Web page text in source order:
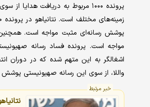
پرونده ۱۰۰۰ مربوط به دریافت
واللا، از سوی این رسانه صهیونیستی
خبر مرتبط